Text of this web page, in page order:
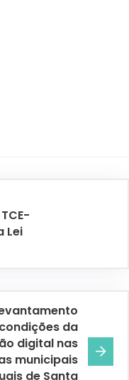
Lei
da
digital nas
municipais
de Santa